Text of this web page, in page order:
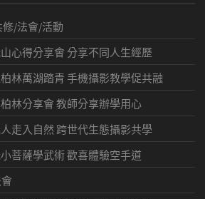
修/法會/活動
山心得分享會 分享不同人生經歷
柏林萬湖踏青 手機攝影教學促共融
柏林分享會 教師分享辦學用心
人走入自然 跨世代生態攝影共學
小菩薩學武術 歡喜體驗空手道